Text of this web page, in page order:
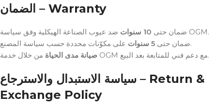
الضمان – Warranty
ضمان حتى 10 سنوات
ضد عيوب الصناعة الهيكلية وفق سياسة OGM.
ضمان حتى 5 سنوات
على مكوّنات محددة حسب سياسة المصنع.
صيانة مدى الحياة
من خلال خدمة OGM مع دعم فني للمتابعة بعد البيع.
سياسة الاستبدال والاسترجاع – Return &
Exchange Policy